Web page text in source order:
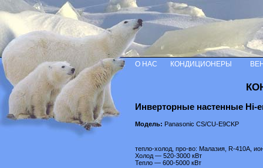
Инверторные настенные Hi-
Модель: Panasonic CS/CU-E9CKP
тепло-холод, про-во: Малазия, R-410A,
Холод — 520-3000 кВт
Тепло — 600-5000 кВт
О НАС КОНДИЦИОНЕРЫ